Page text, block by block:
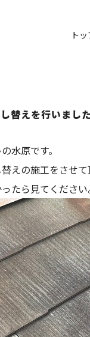
ト
替えを行いました
の水原です。
えの施工をさせて
たら見てください